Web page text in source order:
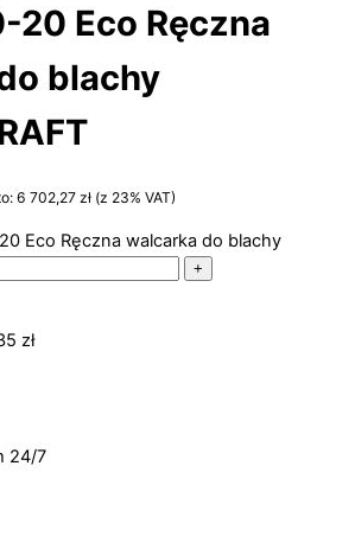
20 Eco Ręczna
blachy
6 702,27 zł (z 23% VAT)
Eco Ręczna walcarka do blachy
+
zł
24/7